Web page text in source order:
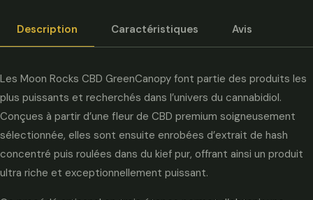
Description Caractéristiques Avis
Les Moon Rocks CBD GreenCanopy font partie des produits les
plus puissants et recherchés dans l’univers du cannabidiol.
Conçues à partir d’une fleur de CBD premium soigneusement
sélectionnée, elles sont ensuite enrobées d’extrait de hash
concentré puis roulées dans du kief pur, offrant ainsi un produit
ultra riche et exceptionnellement puissant.